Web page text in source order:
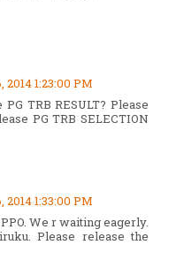
1:23:00 PM
TRB RESULT? Please
PG TRB SELECTION
1:33:00 PM
We r waiting eagerly.
Please release the